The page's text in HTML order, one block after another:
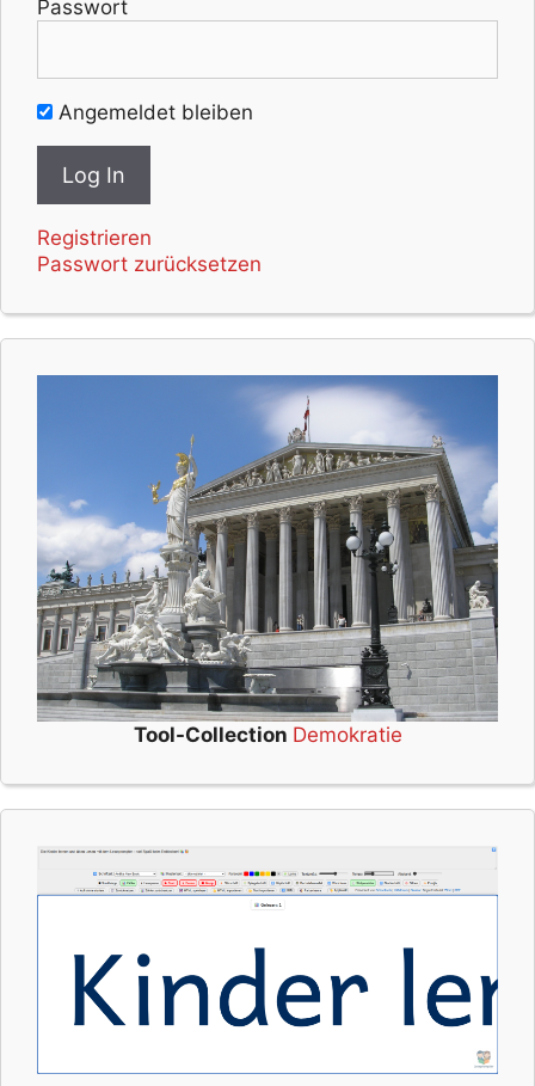
Passwort
Angemeldet bleiben
Registrieren
Passwort zurücksetzen
Tool-Collection Demokratie